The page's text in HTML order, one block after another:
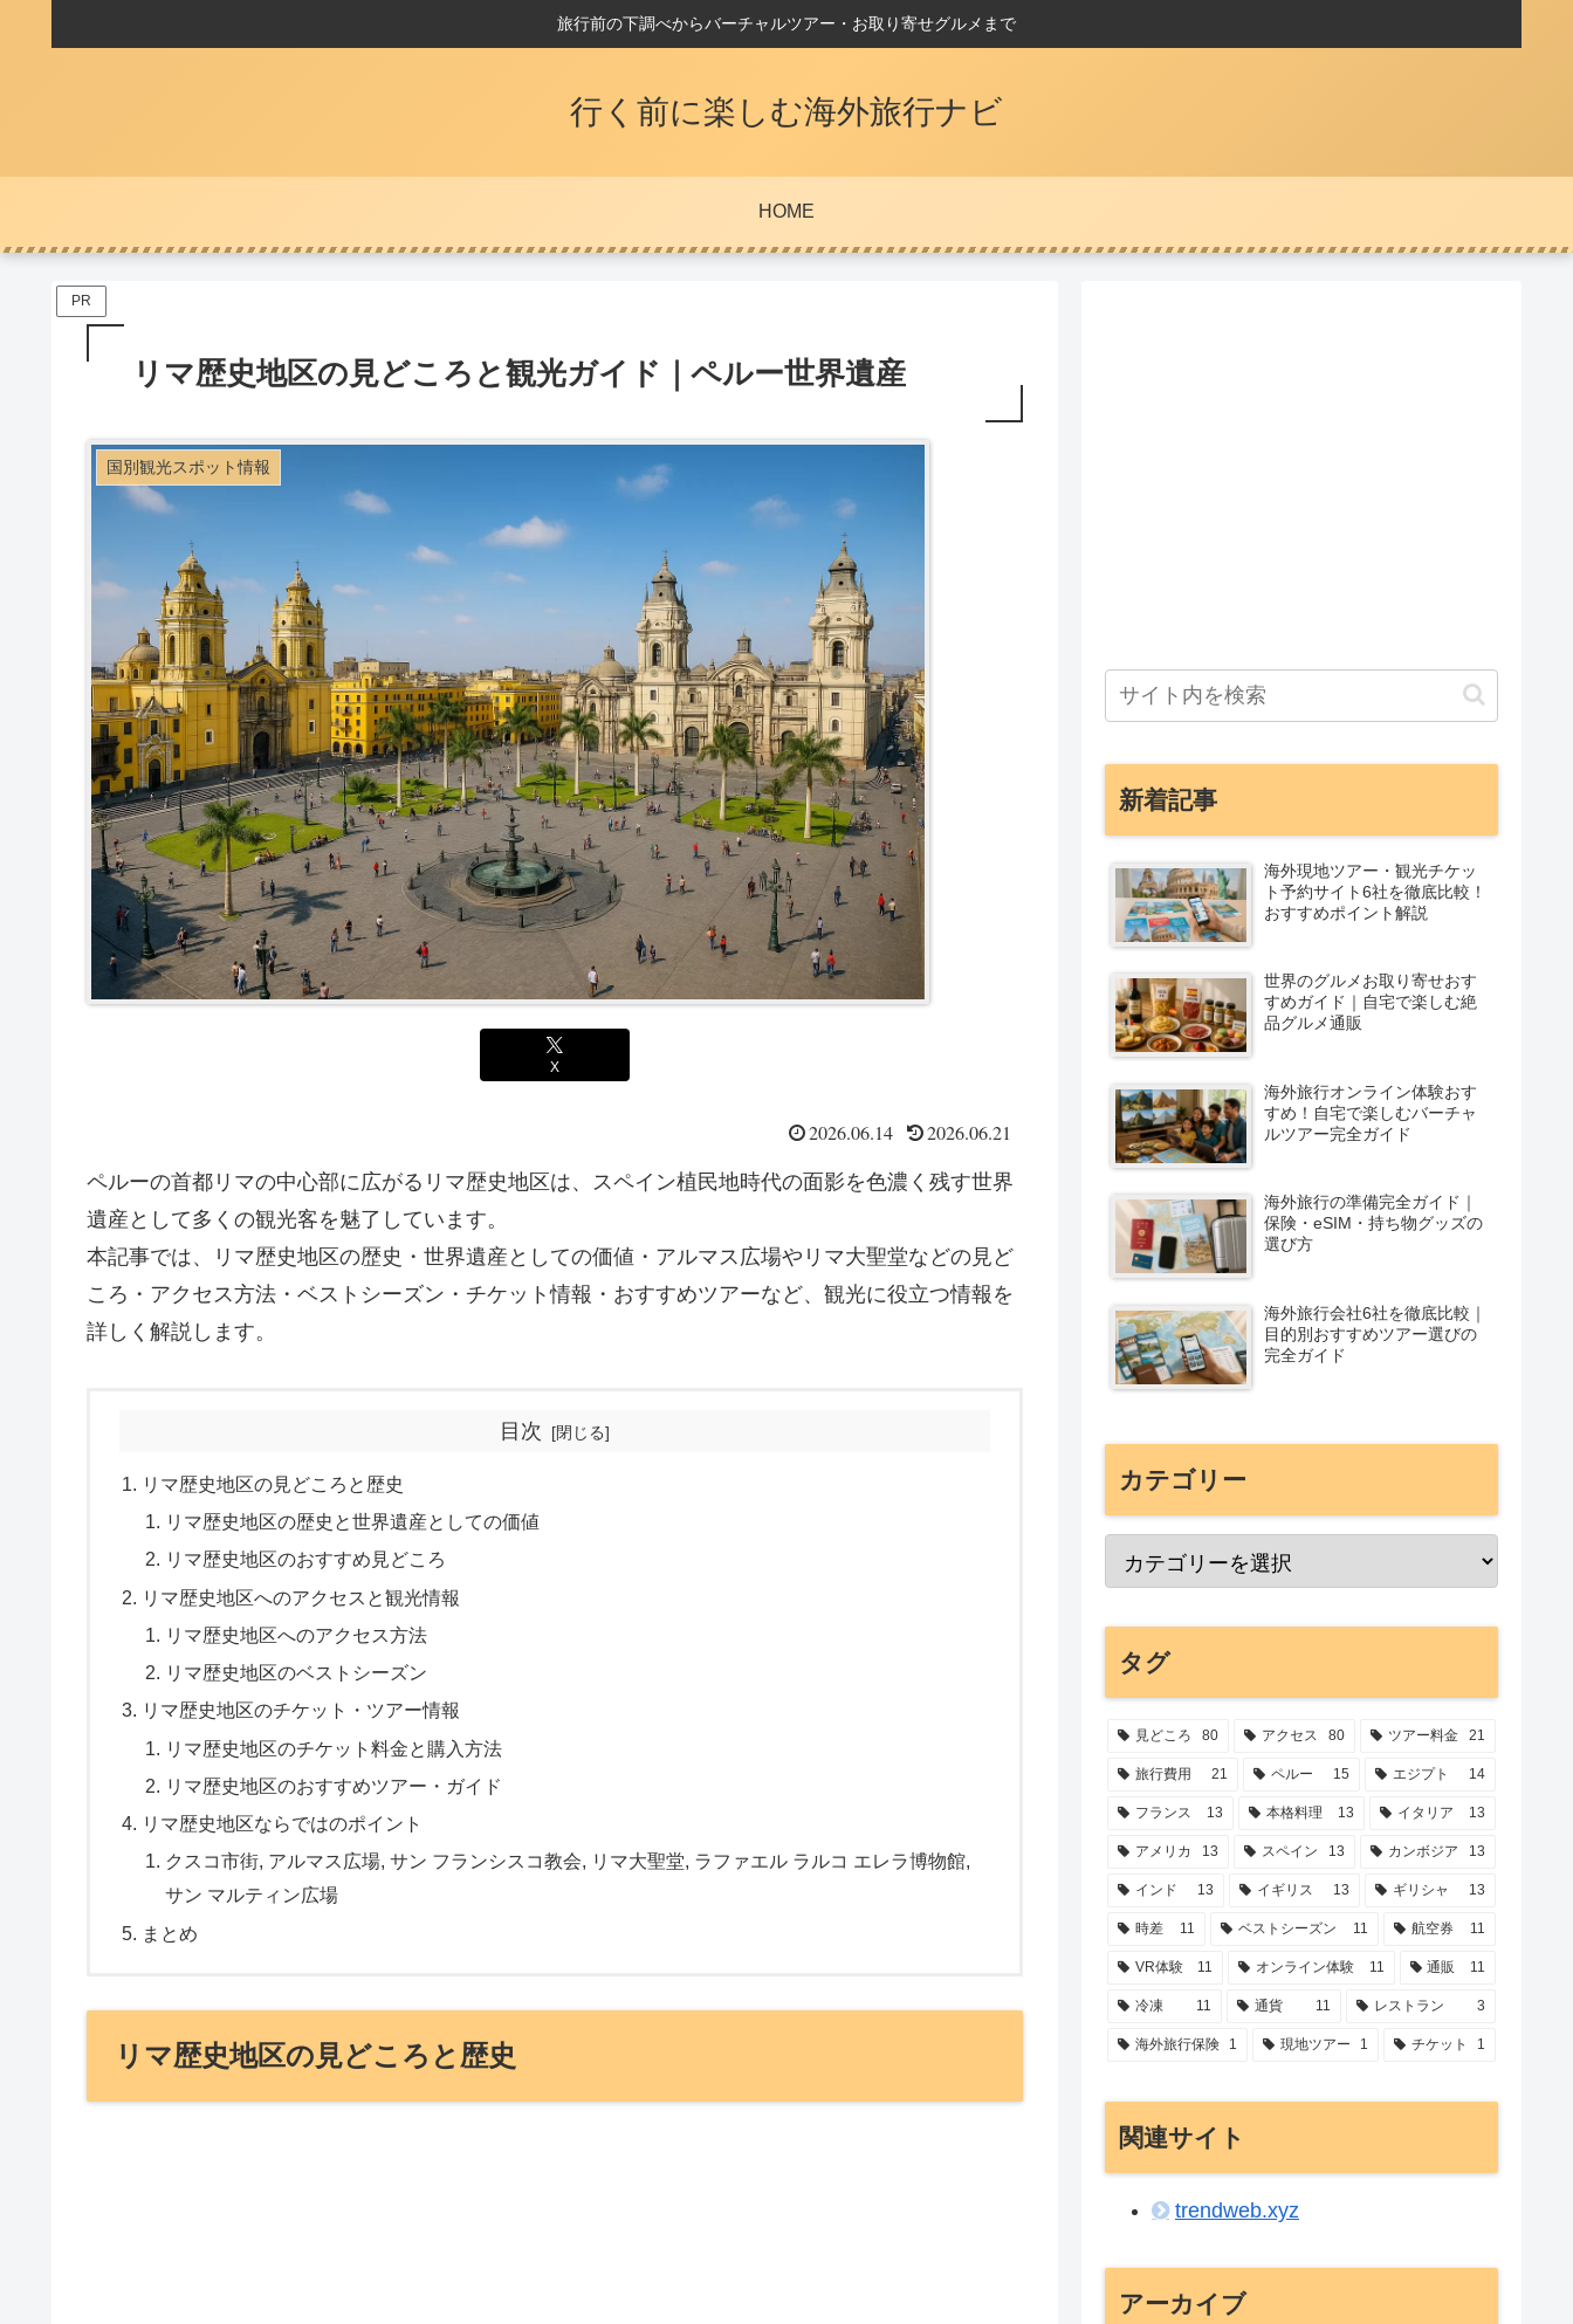
旅行前の下調べからバーチャルツアー・お取り寄せグルメまで
行く前に楽しむ海外旅行ナビ
HOME
PR
リマ歴史地区の見どころと観光ガイド｜ペルー世界遺産
国別観光スポット情報
X
2026.06.14 2026.06.21
ペルーの首都リマの中心部に広がるリマ歴史地区は、スペイン植民地時代の面影を色濃く残す世界
遺産として多くの観光客を魅了しています。
本記事では、リマ歴史地区の歴史・世界遺産としての価値・アルマス広場やリマ大聖堂などの見ど
ころ・アクセス方法・ベストシーズン・チケット情報・おすすめツアーなど、観光に役立つ情報を
詳しく解説します。
目次
リマ歴史地区の見どころと歴史
リマ歴史地区の歴史と世界遺産としての価値
リマ歴史地区のおすすめ見どころ
リマ歴史地区へのアクセスと観光情報
リマ歴史地区へのアクセス方法
リマ歴史地区のベストシーズン
リマ歴史地区のチケット・ツアー情報
リマ歴史地区のチケット料金と購入方法
リマ歴史地区のおすすめツアー・ガイド
リマ歴史地区ならではのポイント
クスコ市街, アルマス広場, サン フランシスコ教会, リマ大聖堂, ラファエル ラルコ エレラ博物館,
サン マルティン広場
まとめ
リマ歴史地区の見どころと歴史
新着記事
海外現地ツアー・観光チケッ
ト予約サイト6社を徹底比較！
おすすめポイント解説
世界のグルメお取り寄せおす
すめガイド｜自宅で楽しむ絶
品グルメ通販
海外旅行オンライン体験おす
すめ！自宅で楽しむバーチャ
ルツアー完全ガイド
海外旅行の準備完全ガイド｜
保険・eSIM・持ち物グッズの
選び方
海外旅行会社6社を徹底比較｜
目的別おすすめツアー選びの
完全ガイド
カテゴリー
タグ
見どころ 80 アクセス 80 ツアー料金 21
旅行費用 21 ペルー 15 エジプト 14
フランス 13 本格料理 13 イタリア 13
アメリカ 13 スペイン 13 カンボジア 13
インド 13 イギリス 13 ギリシャ 13
時差 11 ベストシーズン 11 航空券 11
VR体験 11 オンライン体験 11 通販 11
冷凍 11 通貨 11 レストラン 3
海外旅行保険 1 現地ツアー 1 チケット 1
関連サイト
trendweb.xyz
アーカイブ